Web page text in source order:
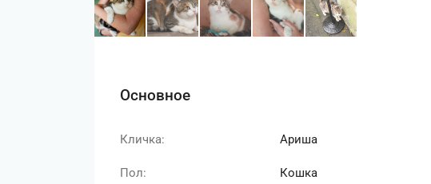
Основное
Кличка: Ариша
Пол: Кошка